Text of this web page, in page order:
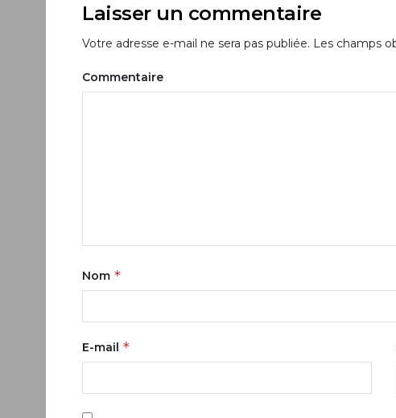
Laisser un commentaire
Votre adresse e-mail ne sera pas publiée. Les champs
Commentaire
Nom *
E-mail *